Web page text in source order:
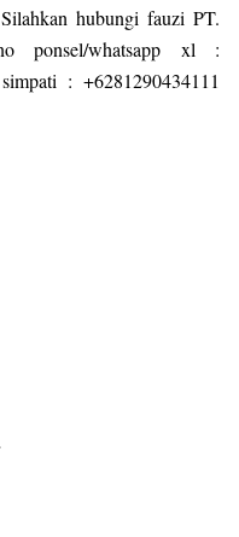
hubungi fauzi PT.
ponsel/whatsapp xl :
: +6281290434111